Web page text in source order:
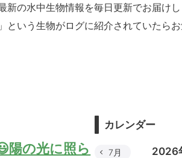
新の水中生物情報を毎日更新でお届けし
という生物がログに紹介されていたら
陽の光に照ら
カレンダー
2026
7月